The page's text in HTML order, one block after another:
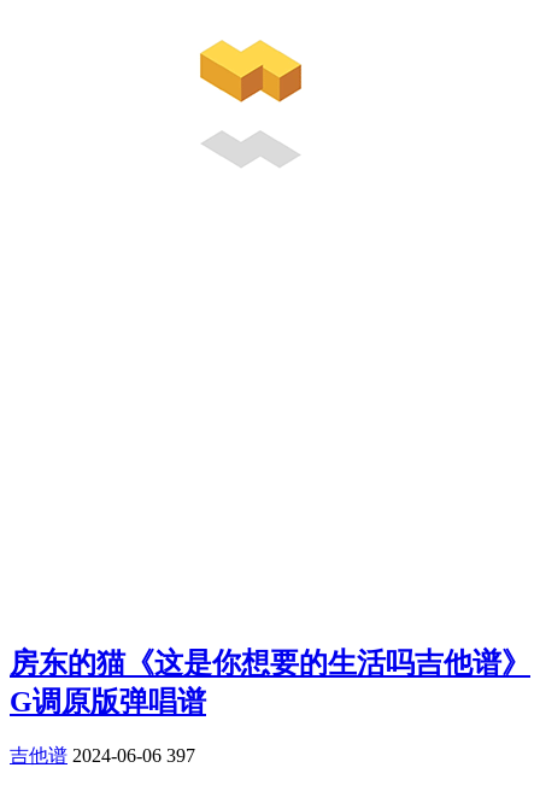
房东的猫《这是你想要的生活吗吉他谱》
G调原版弹唱谱
吉他谱 2024-06-06 397